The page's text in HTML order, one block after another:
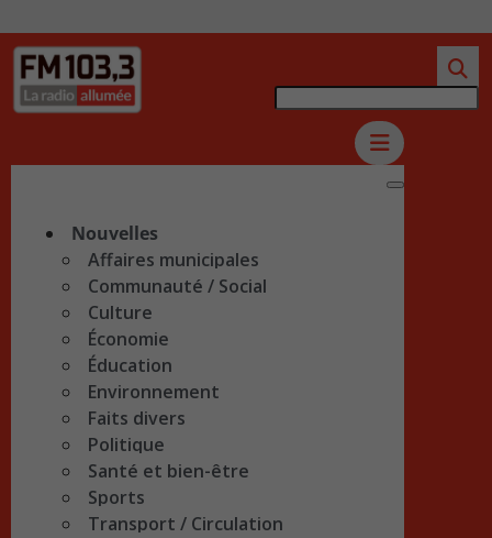
Nouvelles
Affaires municipales
Communauté / Social
Culture
Économie
Éducation
Environnement
Faits divers
Politique
Santé et bien-être
Sports
Transport / Circulation